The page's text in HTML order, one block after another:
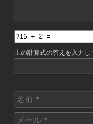
上の計算式の答えを入力し
名
前
メ